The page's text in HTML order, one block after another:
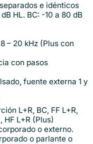
e idénticos
HL. BC: -10 a 80 dB
– 20 kHz (Plus con
con pasos
fuente externa 1 y
L+R, BC, FF L+R,
L+R (Plus)
o externo.
o parlante o